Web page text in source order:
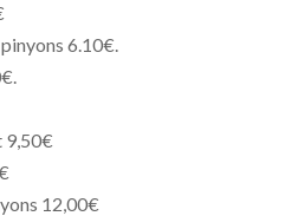
6.10€.
9,50€
12,00€